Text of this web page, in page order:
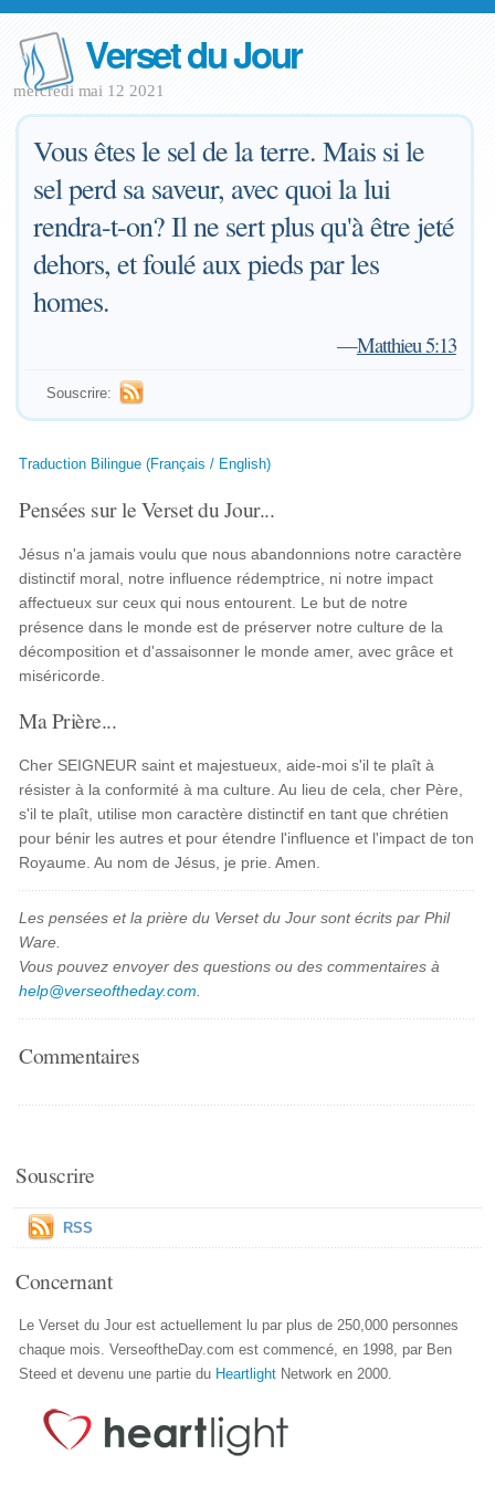
Verset du Jour
mercredi mai 12 2021
Vous êtes le sel de la terre. Mais si le
sel perd sa saveur, avec quoi la lui
rendra-t-on? Il ne sert plus qu'à être jeté
dehors, et foulé aux pieds par les
homes.
—Matthieu 5:13
Souscrire:
Traduction Bilingue (Français / English)
Pensées sur le Verset du Jour...
Jésus n'a jamais voulu que nous abandonnions notre caractère
distinctif moral, notre influence rédemptrice, ni notre impact
affectueux sur ceux qui nous entourent. Le but de notre
présence dans le monde est de préserver notre culture de la
décomposition et d'assaisonner le monde amer, avec grâce et
miséricorde.
Ma Prière...
Cher SEIGNEUR saint et majestueux, aide-moi s'il te plaît à
résister à la conformité à ma culture. Au lieu de cela, cher Père,
s'il te plaît, utilise mon caractère distinctif en tant que chrétien
pour bénir les autres et pour étendre l'influence et l'impact de ton
Royaume. Au nom de Jésus, je prie. Amen.
Les pensées et la prière du Verset du Jour sont écrits par Phil
Ware.
Vous pouvez envoyer des questions ou des commentaires à
help@verseoftheday.com
Commentaires
Souscrire
RSS
Concernant
Le Verset du Jour est actuellement lu par plus de 250,000 personnes
chaque mois. VerseoftheDay.com est commencé, en 1998, par Ben
Steed et devenu une partie du Heartlight Network en 2000.